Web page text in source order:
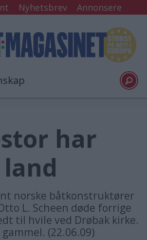
Nyhetsbrev Annonsere
Logg inn
har
norske båtkonstruktører
L. Scheen døde forrige
til hvile ved Drøbak kirke.
(22.06.09)